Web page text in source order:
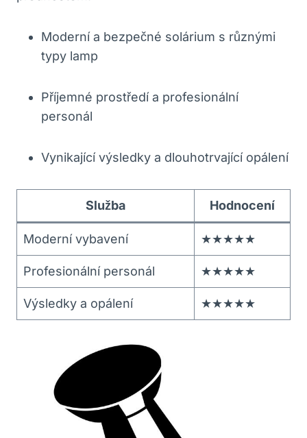
Moderní a bezpečné solárium s různými
typy lamp
Příjemné prostředí a profesionální
personál
Vynikající výsledky a dlouhotrvající opálení
Služba Hodnocení
Moderní vybavení ★★★★★
Profesionální personál ★★★★★
Výsledky a opálení ★★★★★